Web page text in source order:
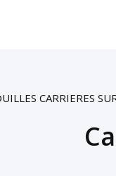
CARRIERES